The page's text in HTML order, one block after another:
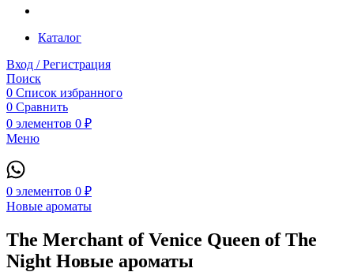
Каталог
Вход / Регистрация
Поиск
0 Список избранного
0 Сравнить
0 элементов 0 ₽
Меню
0 элементов 0 ₽
Новые ароматы
The Merchant of Venice Queen of The
Night Новые ароматы